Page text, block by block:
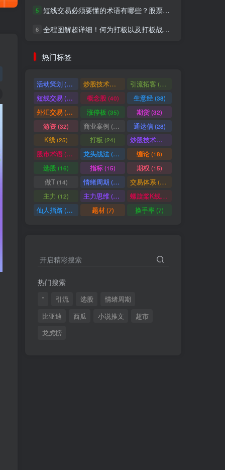
5 短线交易必须要懂的术语有哪些？股票分时水上、水下是什么意思？
6 全程图解超详细！何为打板以及打板战法的精髓
热门标签
活动策划(49) 炒股技术指标 (48)引流拓客 (46)
短线交易(40) 概念股(40) 生意经(38)
外汇交易(37) 涨停板 (35) 期货(32)
游资 (32) 商业案例 (30) 通达信(28)
K线(25) 打板 (24) 炒股技术形态
股市术语(21) 龙头战法(20) 缠论(18)
选股(16) 指标(15) 期权 (15)
做T(14) 情绪周期 (14) 交易体系(12)
主力 (12) 主力思维(12) 螺旋桨K线
(11)
仙人指路(10) 题材(7) 换手率(7)
开启精彩搜索
热门搜索
" 引流 选股
情绪周期
比亚迪
西瓜 小说推文
超市
龙虎榜
登录 注册
七日阅读量排名
满足你的好奇心
热门文章 最新发布 随机推荐
2 股票打板、上板、封板、翘板、炸板是什么意思？炒股你必须懂的暗语！
短线交易必须要懂的术语有哪些？股票分时水上、水下是什么意思？
6 全程图解超详细！何为打板以及打板战法的精髓